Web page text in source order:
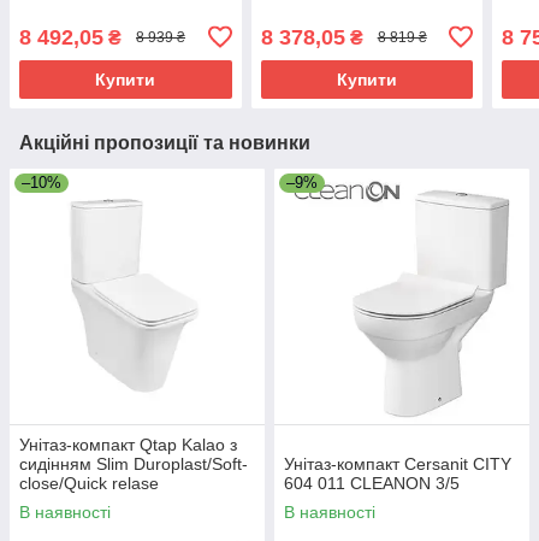
8 492,05 ₴ 8 939 ₴
Купити
8 378,05₴ 8 819 ₴
Купити
8
Акційні пропозиції та новинки
–10%
Унітаз-компакт Qtap Kalao з
сидінням Slim Duroplast/Soft-
close/Quick relase
В наявності
–9%
Унітаз-компакт Cersanit CITY
604 011 CLEANON 3/5
В наявності